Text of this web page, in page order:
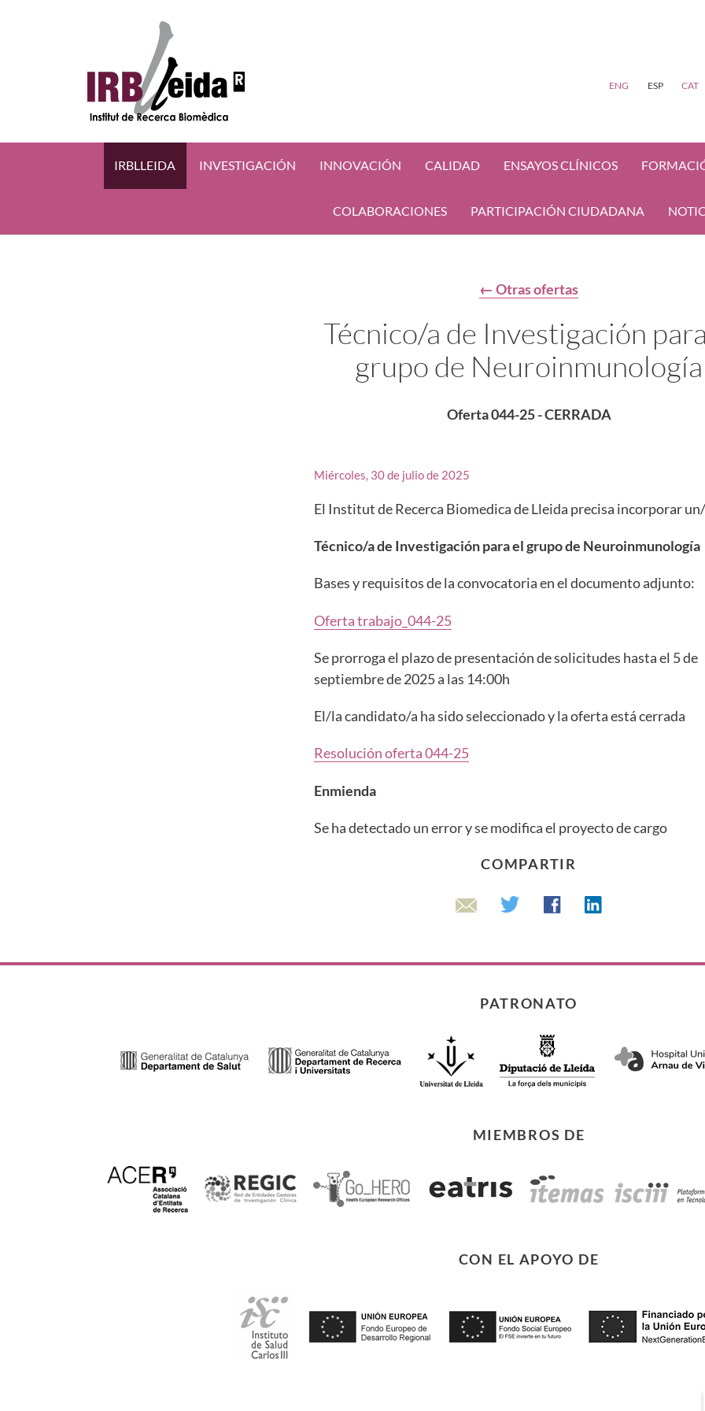
ENG ESP CAT
IRBLLEIDA INVESTIGACIÓN INNOVACIÓN CALIDAD ENSAYOS CLÍNICOS
COLABORACIONES PARTICIPACIÓN CIUDADANA
← Otras ofertas
Técnico/a de Investigación
grupo de Neuroinmunología
Oferta 044-25 - CERRADA
Miércoles, 30 de julio de 2025
El Institut de Recerca Biomedica de Lleida precisa incorporar
Técnico/a de Investigación para el grupo de Neuroinmunología
Bases y requisitos de la convocatoria en el documento adjunto:
Oferta trabajo_044-25
Se prorroga el plazo de presentación de solicitudes hasta el 5 de
septiembre de 2025 a las 14:00h
El/la candidato/a ha sido seleccionado y la oferta está cerrada
Resolución oferta 044-25
Enmienda
Se ha detectado un error y se modifica el proyecto de cargo
COMPARTIR
Email TwitterFacebookLinkedin
PATRONATO
MIEMBROS DE
CON EL APOYO DE